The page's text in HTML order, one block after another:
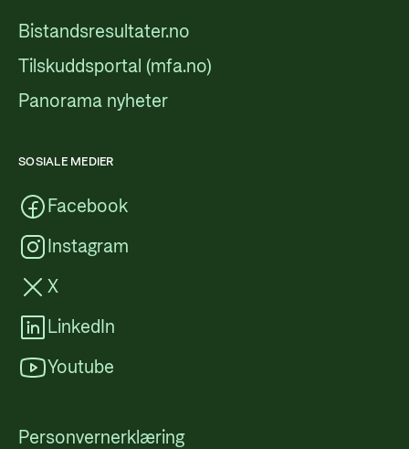
Bistandsresultater.no
Tilskuddsportal (mfa.no)
Panorama nyheter
SOSIALE MEDIER
Facebook
Instagram
X
LinkedIn
Youtube
Personvernerklæring